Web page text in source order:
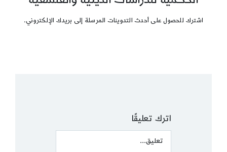
اشترك للحصول على أحدث التدوينات المرسلة إلى بريدك الإلكتروني.
اترك تعليقًا
Comment